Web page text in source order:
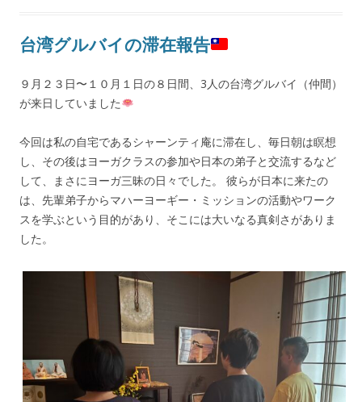
台湾グルバイの滞在報告
９月２３日〜１０月１日の８日間、3人の台湾グルバイ（仲間）
が来日していました
今回は私の自宅であるシャーンティ庵に滞在し、毎日朝は瞑想
し、その後はヨーガクラスの参加や日本の弟子と交流するなど
して、まさにヨーガ三昧の日々でした。 彼らが日本に来たの
は、先輩弟子からマハーヨーギー・ミッションの活動やワーク
スを学ぶという目的があり、そこには大いなる真剣さがありま
した。